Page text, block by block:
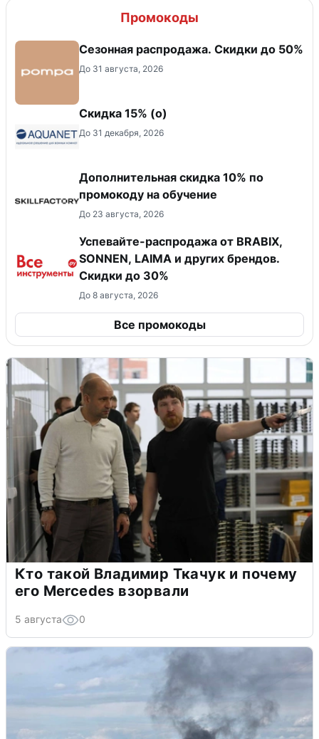
Промокоды
Сезонная распродажа. Скидки до 50%
До 31 августа, 2026
Скидка 15% (о)
До 31 декабря, 2026
Дополнительная скидка 10% по
промокоду на обучение
До 23 августа, 2026
Успевайте-распродажа от BRABIX,
SONNEN, LAIMA и других брендов.
Скидки до 30%
До 8 августа, 2026
Все промокоды
Кто такой Владимир Ткачук и почему
его Mercedes взорвали
5 августа 0